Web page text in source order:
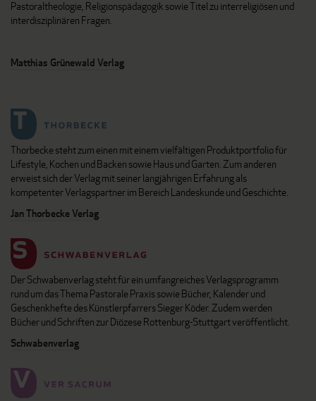
Pastoraltheologie, Religionspädagogik sowie Titel zu interreligiösen und
interdisziplinären Fragen.
Matthias Grünewald Verlag
Thorbecke steht zum einen mit einem vielfältigen Produktportfolio für
Lifestyle, Kochen und Backen sowie Haus und Garten. Zum anderen
erweist sich der Verlag mit seiner langjährigen Erfahrung als
kompetenter Verlagspartner im Bereich Landeskunde und Geschichte.
Jan Thorbecke Verlag
Der Schwabenverlag steht für ein umfangreiches Verlagsprogramm
rund um das Thema Pastorale Praxis sowie Bücher, Kalender und
Geschenkhefte des Künstlerpfarrers Sieger Köder. Zudem werden
Bücher und Schriften zur Diözese Rottenburg-Stuttgart veröffentlicht.
Schwabenverlag